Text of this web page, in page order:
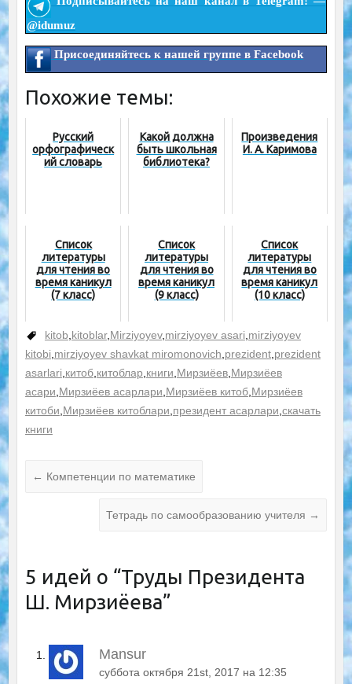
@idumuz
Присоединяйтесь к нашей группе в Facebook
Похожие темы:
Русский
орфографическ
ий словарь
Какой должна
быть школьная
библиотека?
Произведения
И. А. Каримова
Список
литературы
для чтения во
время каникул
(7 класс)
Список
литературы
для чтения во
время каникул
(9 класс)
Список
литературы
для чтения во
время каникул
(10 класс)
kitob,kitoblar,Mirziyoyev,mirziyoyev asari,mirziyoyev
kitobi,mirziyoyev shavkat miromonovich,prezident,prezident
asarlari,китоб,китоблар,книги,Мирзиёев,Мирзиёев
асари,Мирзиёев асарлари,Мирзиёев китоб,Мирзиёев
китоби,Мирзиёев китоблари,президент асарлари,скачать
книги
← Компетенции по математике
Тетрадь по самообразованию учителя →
5 идей о “Труды Президента
Ш. Мирзиёева”
Mansur
суббота октября 21st, 2017 на 12:35